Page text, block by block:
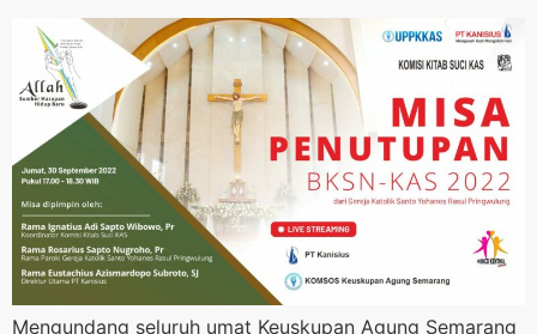
Mengundang seluruh umat Keuskupan Agung Semarang